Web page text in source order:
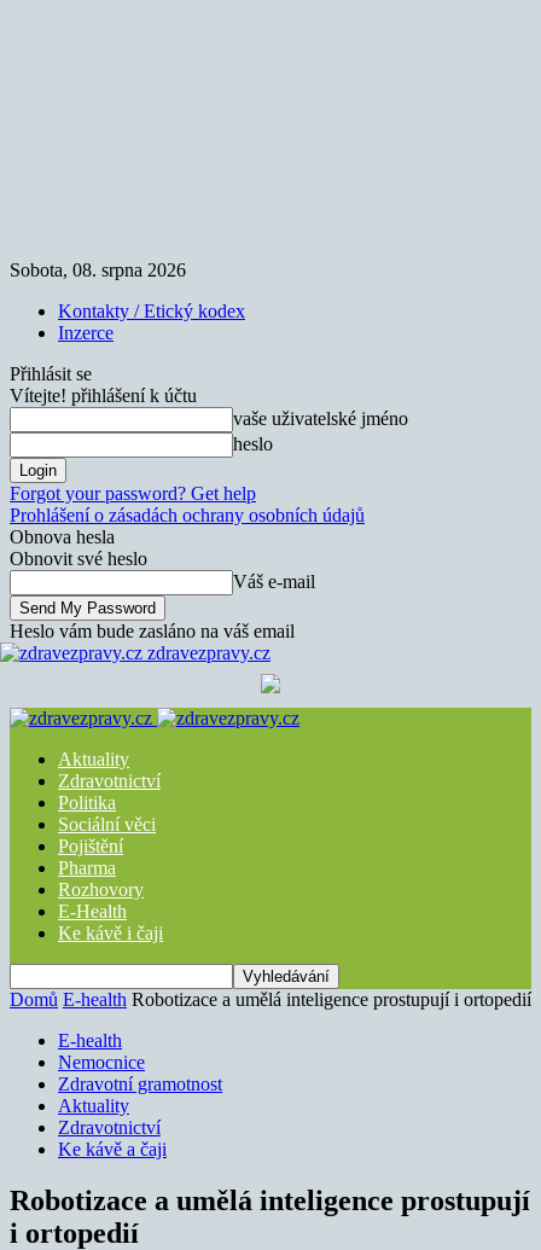
Sobota, 08. srpna 2026
Kontakty / Etický kodex
Inzerce
Přihlásit se
Vítejte! přihlášení k účtu
vaše uživatelské jméno
heslo
Forgot your password? Get help
Prohlášení o zásadách ochrany osobních údajů
Obnova hesla
Obnovit své heslo
Váš e-mail
Heslo vám bude zasláno na váš email
zdravezpravy.cz
Aktuality
Zdravotnictví
Politika
Sociální věci
Pojištění
Pharma
Rozhovory
E-Health
Ke kávě i čaji
Domů E-health Robotizace a umělá inteligence prostupují i ortopedií
E-health
Nemocnice
Zdravotní gramotnost
Aktuality
Zdravotnictví
Ke kávě a čaji
Robotizace a umělá inteligence prostupují
i ortopedií